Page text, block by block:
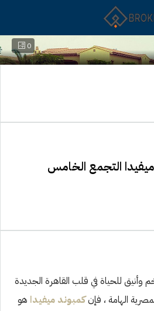
0
للحياة في قلب القاهرة الجديدة
الهامة ، فإنكمبوند ميفيدا هو